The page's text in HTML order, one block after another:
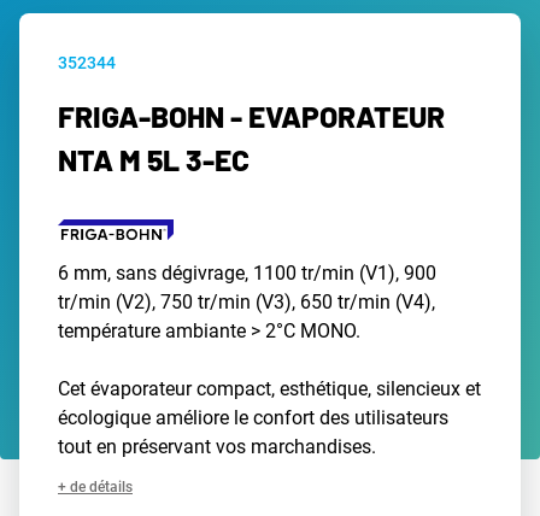
352344
FRIGA-BOHN - EVAPORATEUR
NTA M 5L 3-EC
6 mm, sans dégivrage, 1100 tr/min (V1), 900
tr/min (V2), 750 tr/min (V3), 650 tr/min (V4),
température ambiante > 2°C MONO.
Cet évaporateur compact, esthétique, silencieux et
écologique améliore le confort des utilisateurs
tout en préservant vos marchandises.
+ de détails